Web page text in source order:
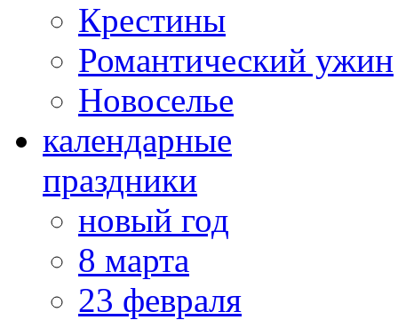
Крестины
Романтический ужин
Новоселье
календарные
праздники
новый год
8 марта
23 февраля